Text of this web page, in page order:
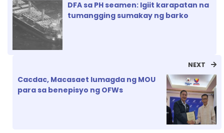
DFA sa PH seamen: Igiit karapatan na
tumangging sumakay ng barko
NEXT
Cacdac, Macasaet lumagda ng MOU
para sa benepisyo ng OFWs